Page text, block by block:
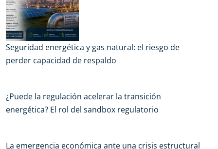
Seguridad energética y gas natural: el riesgo de
perder capacidad de respaldo
¿Puede la regulación acelerar la transición
energética? El rol del sandbox regulatorio
La emergencia económica ante una crisis estructural